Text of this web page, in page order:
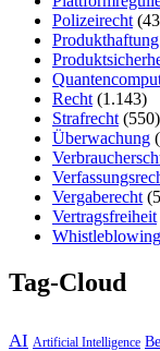
Polizeirecht
Produkthaftung
Recht (1.143)
Strafrecht (550)
Überwachung
Vergaberecht
Vertragsfreiheit
Whistleblowing
Tag-Cloud
AI Artificial Intelligence